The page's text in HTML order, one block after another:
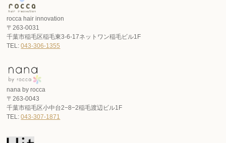
rocca hair innovation
〒263-0031
千葉市稲毛区稲毛東3-6-17ネットワン稲毛ビル1F
TEL:043-306-1355
nana by rocca
〒263-0043
千葉市稲毛区小中台2−8−2稲毛渡辺ビル1F
TEL:043-307-1871